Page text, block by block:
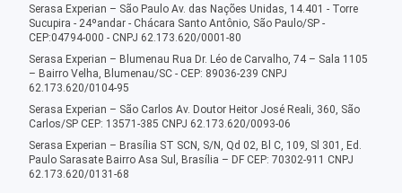
Serasa Experian – São Paulo Av. das Nações Unidas, 14.401 - Torre
Sucupira - 24ºandar - Chácara Santo Antônio, São Paulo/SP -
CEP:04794-000 - CNPJ 62.173.620/0001-80
Serasa Experian – Blumenau Rua Dr. Léo de Carvalho, 74 – Sala 1105
– Bairro Velha, Blumenau/SC - CEP: 89036-239 CNPJ
62.173.620/0104-95
Serasa Experian – São Carlos Av. Doutor Heitor José Reali, 360, São
Carlos/SP CEP: 13571-385 CNPJ 62.173.620/0093-06
Serasa Experian – Brasília ST SCN, S/N, Qd 02, Bl C, 109, Sl 301, Ed.
Paulo Sarasate Bairro Asa Sul, Brasília – DF CEP: 70302-911 CNPJ
62.173.620/0131-68